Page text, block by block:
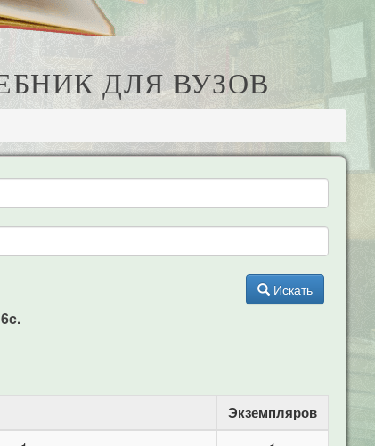
ДЛЯ ВУЗОВ
Искать
Экземпляров